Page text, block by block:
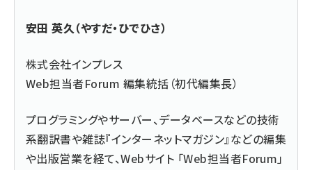
安田 英久（やすだ・ひでひさ）
株式会社インプレス
Web担当者Forum 編集統括（初代編集長）
プログラミングやサーバー、データベースなどの技術
系翻訳書や雑誌『インターネットマガジン』などの編集
や出版営業を経て、Webサイト 「Web担当者Forum」